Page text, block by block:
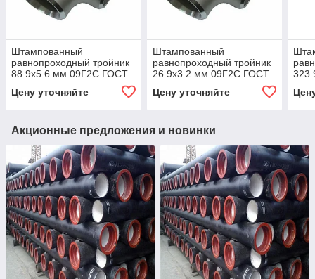
Штампованный
равнопроходный тройник
88.9x5.6 мм 09Г2С ГОСТ
Цену уточняйте
Штампованный
равнопроходный тройник
26.9x3.2 мм 09Г2С ГОСТ
Цену уточняйте
Акционные предложения и новинки